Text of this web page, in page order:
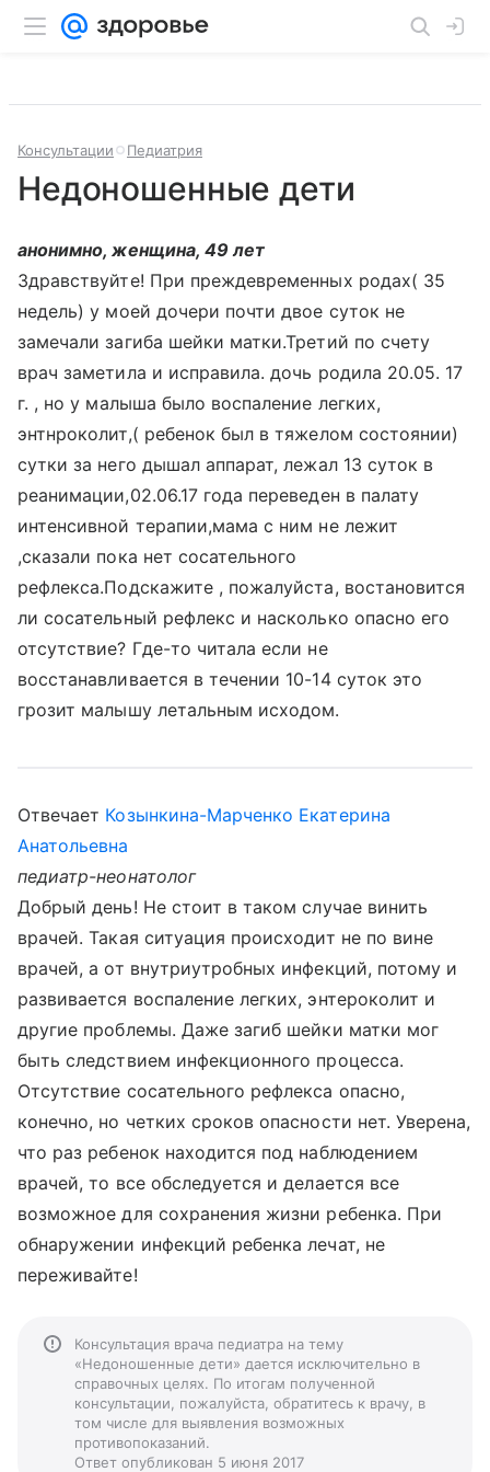
Консультации Педиатрия
Недоношенные дети
анонимно, женщина, 49 лет
Здравствуйте! При преждевременных родах( 35
недель) у моей дочери почти двое суток не
замечали загиба шейки матки.Третий по счету
врач заметила и исправила. дочь родила 20.05. 17
г. , но у малыша было воспаление легких,
энтнроколит,( ребенок был в тяжелом состоянии)
сутки за него дышал аппарат, лежал 13 суток в
реанимации,02.06.17 года переведен в палату
интенсивной терапии,мама с ним не лежит
,сказали пока нет сосательного
рефлекса.Подскажите , пожалуйста, востановится
ли сосательный рефлекс и насколько опасно его
отсутствие? Где-то читала если не
восстанавливается в течении 10-14 суток это
грозит малышу летальным исходом.
Отвечает Козынкина-Марченко Екатерина
Анатольевна
педиатр-неонатолог
Добрый день! Не стоит в таком случае винить
врачей. Такая ситуация происходит не по вине
врачей, а от внутриутробных инфекций, потому и
развивается воспаление легких, энтероколит и
другие проблемы. Даже загиб шейки матки мог
быть следствием инфекционного процесса.
Отсутствие сосательного рефлекса опасно,
конечно, но четких сроков опасности нет. Уверена,
что раз ребенок находится под наблюдением
врачей, то все обследуется и делается все
возможное для сохранения жизни ребенка. При
обнаружении инфекций ребенка лечат, не
переживайте!
Консультация врача педиатра на тему
«Недоношенные дети» дается исключительно в
справочных целях. По итогам полученной
консультации, пожалуйста, обратитесь к врачу, в
том числе для выявления возможных
противопоказаний.
Ответ опубликован 5 июня 2017